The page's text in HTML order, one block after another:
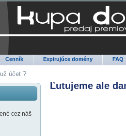
Cenník Expirujúce domény FAQ
účet ?
cez náš
Ľutujeme ale